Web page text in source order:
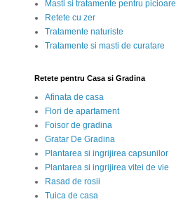
Masti si tratamente pentru picioare
Retete cu zer
Tratamente naturiste
Tratamente si masti de curatare
Retete pentru Casa si Gradina
Afinata de casa
Flori de apartament
Foisor de gradina
Gratar De Gradina
Plantarea si ingrijirea capsunilor
Plantarea si ingrijirea vitei de vie
Rasad de rosii
Tuica de casa